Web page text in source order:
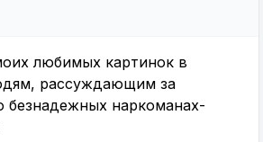
любимых картинок в
рассуждающим за
безнадежных наркоманах-